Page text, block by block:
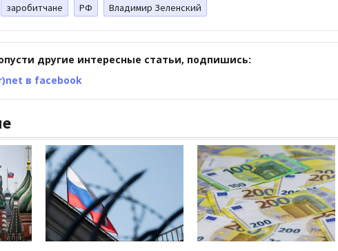
заробитчане РФ Владимир Зеленский
другие интересные статьи, подпишись:
в facebook